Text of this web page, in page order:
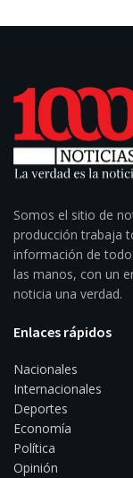
Somos el sitio de
producción trabaja
información de
las manos, con un
noticia una verdad.
Enlaces rápidos
Nacionales
Internacionales
Deportes
Economía
Política
Opinión